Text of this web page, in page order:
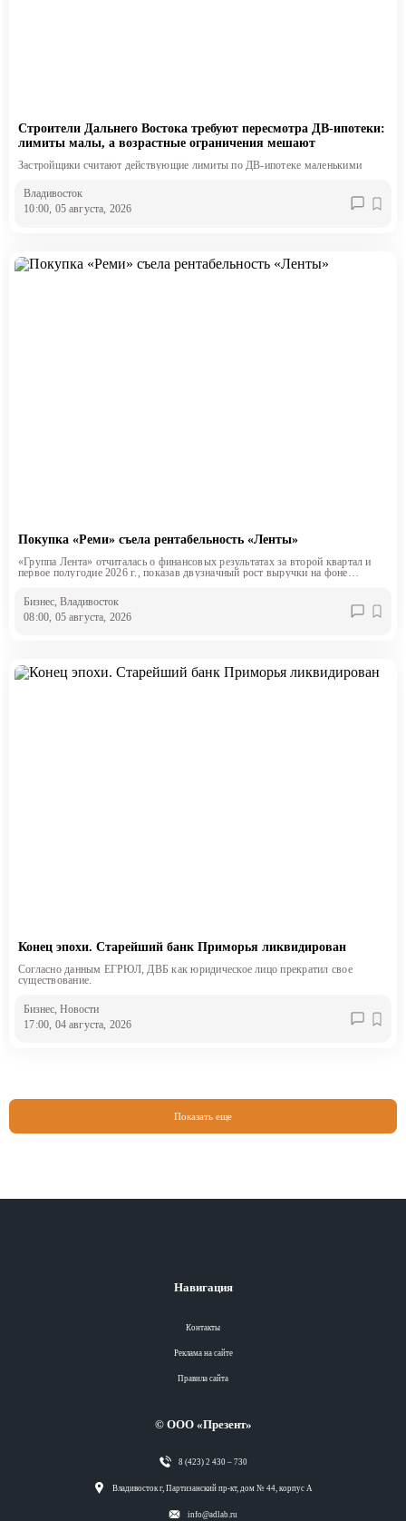
Строители Дальнего Востока требуют пересмотра ДВ-ипотеки:
лимиты малы, а возрастные ограничения мешают
Застройщики считают действующие лимиты по ДВ-ипотеке маленькими
Владивосток
10:00, 05 августа, 2026
Покупка «Реми» съела рентабельность «Ленты»
«Группа Лента» отчиталась о финансовых результатах за второй квартал и
первое полугодие 2026 г., показав двузначный рост выручки на фоне
Бизнес , Владивосток
08:00, 05 августа, 2026
Конец эпохи. Старейший банк Приморья ликвидирован
Согласно данным ЕГРЮЛ, ДВБ как юридическое лицо прекратил свое
существование.
Бизнес , Новости
17:00, 04 августа, 2026
Показать еще
Навигация
Контакты
Реклама на сайте
Правила сайта
© ООО «Презент»
8 (423) 2 430 – 730
Владивосток г, Партизанский пр-кт, дом № 44, корпус А
info@adlab.ru